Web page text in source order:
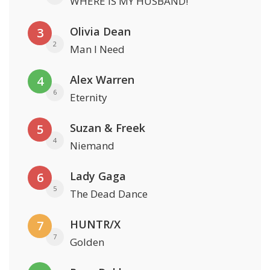
3
2
Olivia Dean
Man I Need
4
6
Alex Warren
Eternity
5
4
Suzan & Freek
Niemand
6
5
Lady Gaga
The Dead Dance
7
7
HUNTR/X
Golden